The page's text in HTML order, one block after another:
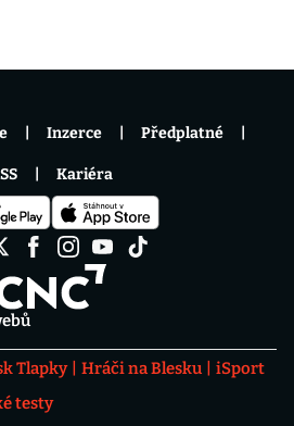
Tlapky Hráči na Blesku
iSport
testy
Inzerce Předplatné
Kariéra